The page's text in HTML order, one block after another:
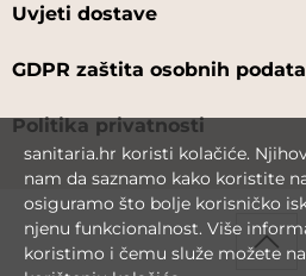
Uvjeti dostave
GDPR zaštita osobnih
Politika privatnosti
sanitaria.hr koristi kolačiće.
nam da saznamo kako koristite
osiguramo što bolje korisničko
njenu funkcionalnost. Više
koristimo i čemu služe možete